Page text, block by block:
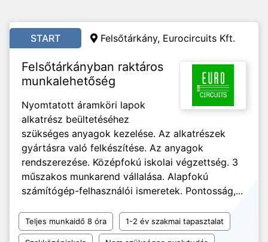
START Felsőtárkány, Eurocircuits Kft.
Felsőtárkányban raktáros
munkalehetőség
Nyomtatott áramköri lapok
alkatrész beültetéséhez
szükséges anyagok kezelése. Az alkatrészek
gyártásra való felkészítése. Az anyagok
rendszerezése. Középfokú iskolai végzettség. 3
műszakos munkarend vállalása. Alapfokú
számítógép-felhasználói ismeretek. Pontosság,...
Teljes munkaidő 8 óra 1-2 év szakmai tapasztalat